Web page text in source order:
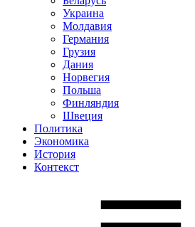
Украина
Молдавия
Германия
Грузия
Дания
Норвегия
Польша
Финляндия
Швеция
Политика
Экономика
История
Контекст